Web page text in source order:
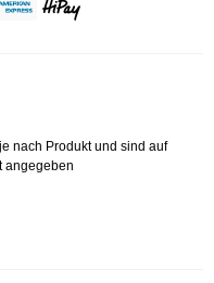
nach Produkt und sind auf
angegeben